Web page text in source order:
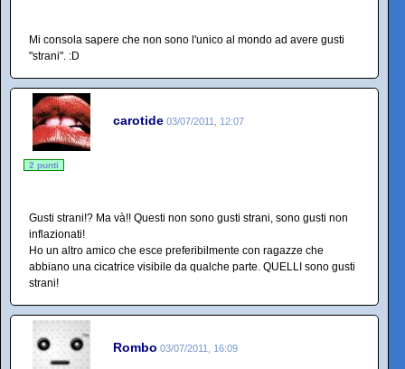
Mi consola sapere che non sono l'unico al mondo ad avere gusti
"strani". :D
carotide 03/07/2011, 12:07
2 punti
Gusti strani!? Ma và!! Questi non sono gusti strani, sono gusti non
inflazionati!
Ho un altro amico che esce preferibilmente con ragazze che
abbiano una cicatrice visibile da qualche parte. QUELLI sono gusti
strani!
Rombo 03/07/2011, 16:09